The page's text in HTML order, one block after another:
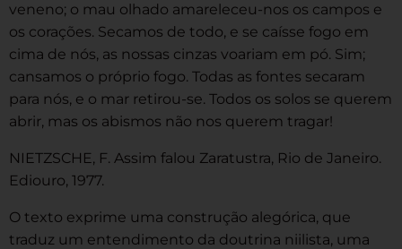
veneno; o mau olhado amareleceu-nos os campos e
os corações. Secamos de todo, e se caísse fogo em
cima de nós, as nossas cinzas voariam em pó. Sim;
cansamos o próprio fogo. Todas as fontes secaram
para nós, e o mar retirou-se. Todos os solos se querem
abrir, mas os abismos não nos querem tragar!
NIETZSCHE, F. Assim falou Zaratustra, Rio de Janeiro.
Ediouro, 1977.
O texto exprime uma construção alegórica, que
traduz um entendimento da doutrina niilista, uma